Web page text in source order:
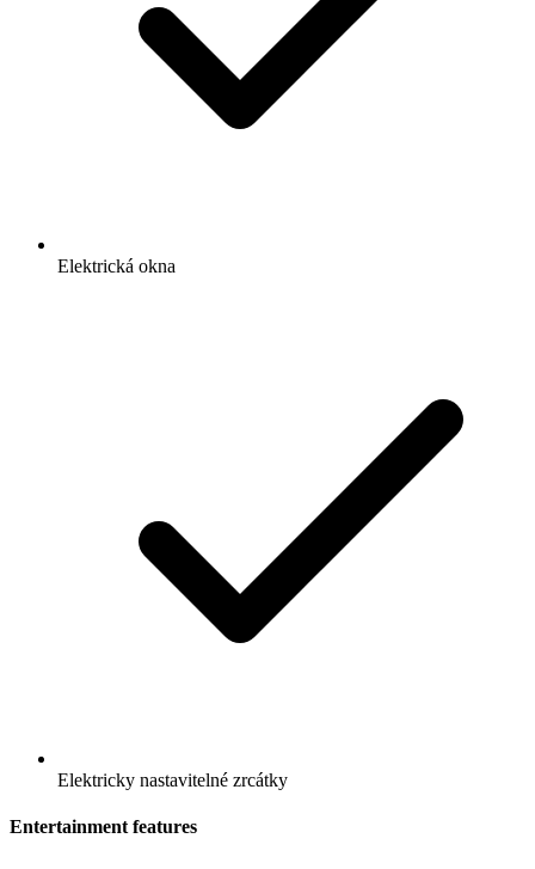
Elektrická okna
Elektricky nastavitelné zrcátky
Entertainment features